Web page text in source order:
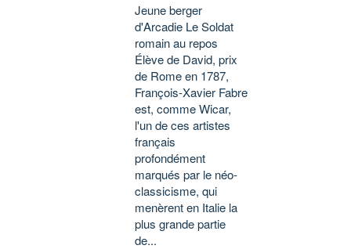
Jeune berger
d'Arcadie Le Soldat
romain au repos
Élève de David, prix
de Rome en 1787,
François-Xavier Fabre
est, comme Wicar,
l'un de ces artistes
français
profondément
marqués par le néo-
classicisme, qui
menèrent en Italie la
plus grande partie
de...